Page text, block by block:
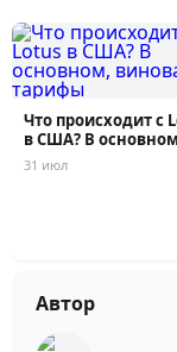
Что происходит с
в США? В
виноваты...
31 июл
Автор